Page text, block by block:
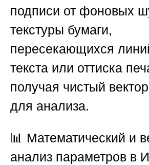
подписи от фоновых
текстуры бумаги,
пересекающихся
текста или оттиска
получая чистый
для анализа.
📊 Математический и
анализ параметров в